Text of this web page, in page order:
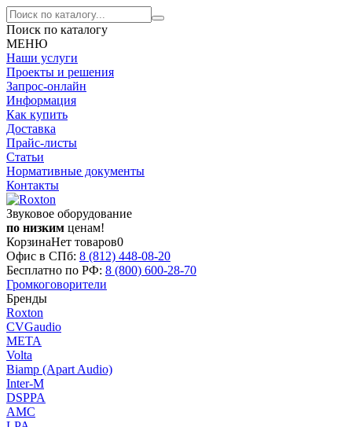
Поиск по каталогу
МЕНЮ
Наши услуги
Проекты и решения
Запрос-онлайн
Информация
Как купить
Доставка
Прайс-листы
Статьи
Нормативные документы
Контакты
Звуковое оборудование
по низким ценам!
КорзинаНет товаров0
Офис в СПб: 8 (812) 448-08-20
Бесплатно по РФ: 8 (800) 600-28-70
Громкоговорители
Бренды
Roxton
CVGaudio
МЕТА
Volta
Biamp (Apart Audio)
Inter-M
DSPPA
AMC